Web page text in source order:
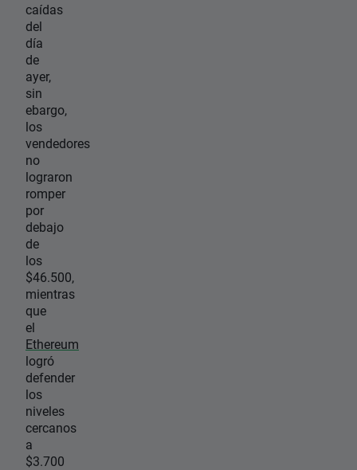
caídas
del
día
de
ayer,
sin
ebargo,
los
vendedores
no
lograron
romper
por
debajo
de
los
$46.500,
mientras
que
el
Ethereum
logró
defender
los
niveles
cercanos
a
$3.700